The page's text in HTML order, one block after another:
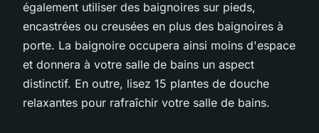
également utiliser des baignoires sur pieds,
encastrées ou creusées en plus des baignoires à
porte. La baignoire occupera ainsi moins d'espace
et donnera à votre salle de bains un aspect
distinctif. En outre, lisez 15 plantes de douche
relaxantes pour rafraîchir votre salle de bains.